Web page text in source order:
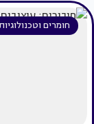
חומרים